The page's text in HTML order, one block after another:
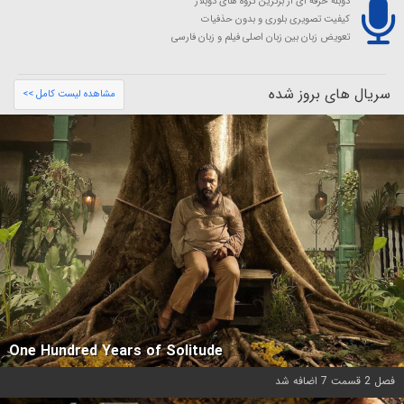
کیفیت تصویری بلوری و بدون حذفیات
تعویض زبان بین زبان اصلی فیلم و زبان فارسی
سریال های بروز شده مشاهده لیست کامل >>
One Hundred Years of Solitude
فصل 2 قسمت 7 اضافه شد